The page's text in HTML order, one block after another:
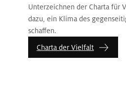
Unterzeichnen der Charta für
dazu, ein Klima des
schaffen.
Charta der Vielfalt